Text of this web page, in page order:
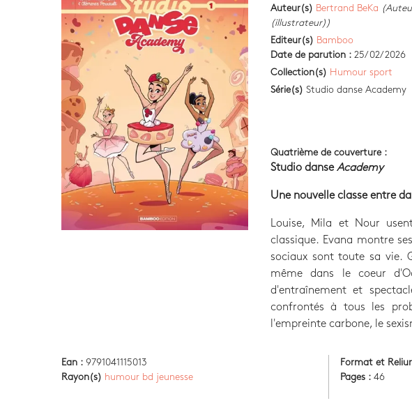
Auteur(s) Bertrand BeKa
(illustrateur))
Editeur(s) Bamboo
Date de parution : 25/02/2026
Collection(s) Humour sport
Série(s) Studio danse Academy
Quatrième de couverture :
Studio danse Academy
Une nouvelle classe entre
Louise, Mila et Nour
classique. Evana montre
sociaux sont toute sa vie.
même dans le coeur
d'entraînement et
confrontés à tous les
l'empreinte carbone, le
Ean : 9791041115013
Rayon(s) humour bd jeunesse
Format et
Pages : 46